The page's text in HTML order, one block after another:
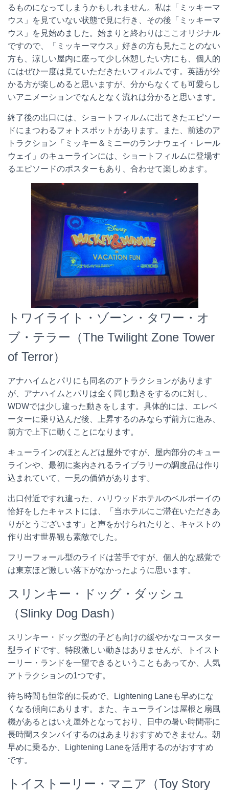
るものになってしまうかもしれません。私は「ミッキーマ
ウス」を見ていない状態で見に行き、その後「ミッキーマ
ウス」を見始めました。始まりと終わりはここオリジナル
ですので、「ミッキーマウス」好きの方も見たことのない
方も、涼しい屋内に座って少し休憩したい方にも、個人的
にはぜひ一度は見ていただきたいフィルムです。英語が分
かる方が楽しめると思いますが、分からなくても可愛らし
いアニメーションでなんとなく流れは分かると思います。
終了後の出口には、ショートフィルムに出てきたエピソー
ドにまつわるフォトスポットがあります。また、前述のア
トラクション「ミッキー＆ミニーのランナウェイ・レール
ウェイ」のキューラインには、ショートフィルムに登場す
るエピソードのポスターもあり、合わせて楽しめます。
トワイライト・ゾーン・タワー・オ
ブ・テラー（The Twilight Zone Tower
of Terror）
アナハイムとパリにも同名のアトラクションがあります
が、アナハイムとパリは全く同じ動きをするのに対し、
WDWでは少し違った動きをします。具体的には、エレベ
ーターに乗り込んだ後、上昇するのみならず前方に進み、
前方で上下に動くことになります。
キューラインのほとんどは屋外ですが、屋内部分のキュー
ラインや、最初に案内されるライブラリーの調度品は作り
込まれていて、一見の価値があります。
出口付近ですれ違った、ハリウッドホテルのベルボーイの
恰好をしたキャストには、「当ホテルにご滞在いただきあ
りがとうございます」と声をかけられたりと、キャストの
作り出す世界観も素敵でした。
フリーフォール型のライドは苦手ですが、個人的な感覚で
は東京ほど激しい落下がなかったように思います。
スリンキー・ドッグ・ダッシュ
（Slinky Dog Dash）
スリンキー・ドッグ型の子ども向けの緩やかなコースター
型ライドです。特段激しい動きはありませんが、トイスト
ーリー・ランドを一望できるということもあってか、人気
アトラクションの1つです。
待ち時間も恒常的に長めで、Lightening Laneも早めにな
くなる傾向にあります。また、キューラインは屋根と扇風
機があるとはいえ屋外となっており、日中の暑い時間帯に
長時間スタンバイするのはあまりおすすめできません。朝
早めに乗るか、Lightening Laneを活用するのがおすすめ
です。
トイストーリー・マニア（Toy Story